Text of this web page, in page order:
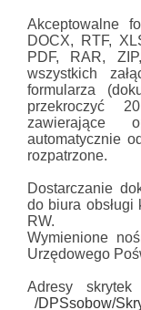
Akceptowalne
DOCX, RTF,
PDF, RAR,
wszystkich
formularza
przekroczyć
zawierające
automatycznie
rozpatrzone.
Dostarczanie
do biura obsługi
RW.
Wymienione
Urzędowego
Adresy
/DPSsobow/